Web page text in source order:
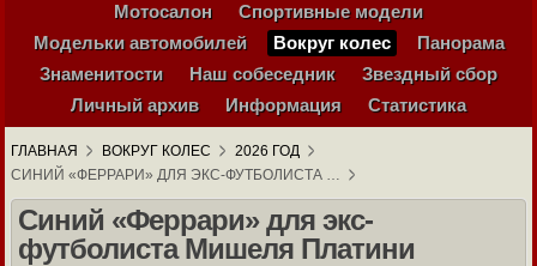
Мотосалон
Спортивные модели
Модельки автомобилей
Вокруг колес
Панорама
Знаменитости
Наш собеседник
Звездный сбор
Личный архив
Информация Статистика
ГЛАВНАЯ ВОКРУГ КОЛЕС
2026 ГОД
СИНИЙ «ФЕРРАРИ» ДЛЯ ЭКС-ФУТБОЛИСТА …
Синий «Феррари» для экс-
футболиста Мишеля Платини